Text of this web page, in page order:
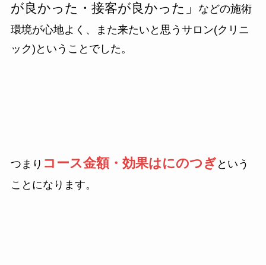
が良かった・接客が良かった」
などの施術
環境が心地よく、また来たいと思うサロン(クリニ
ック)ということでした。
つまり コース金額・効果はにのつぎ という
ことになります。